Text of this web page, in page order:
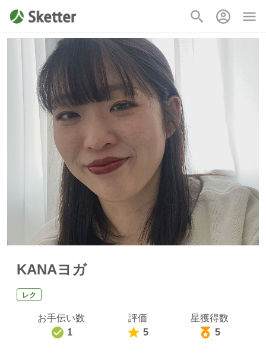
KANAヨガ
レク
お手伝い数
1
評価
5
星獲得数
5